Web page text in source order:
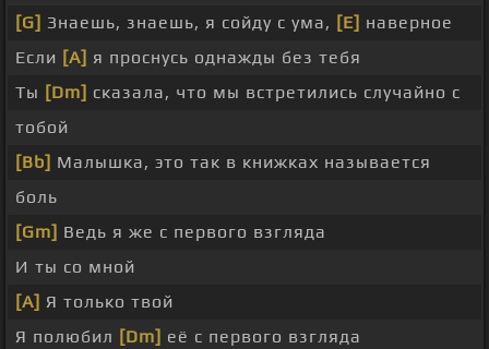
[G] Знаешь, знаешь, я сойду с ума, [E] наверное
Если [A] я проснусь однажды без тебя
Ты [Dm] сказала, что мы встретились случайно с
тобой
[Bb] Малышка, это так в книжках называется
боль
[Gm] Ведь я же с первого взгляда
И ты со мной
[A] Я только твой
Я полюбил [Dm] её с первого взгляда